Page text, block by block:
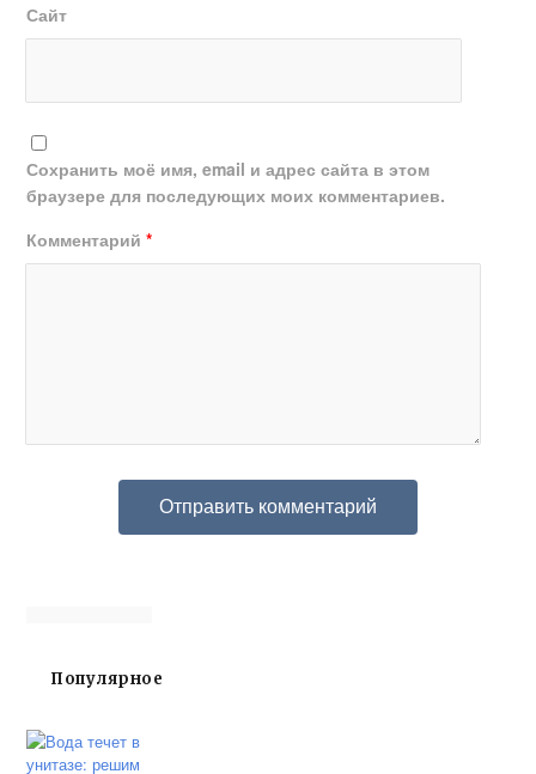
Сайт
Сохранить моё имя, email и адрес сайта в этом
браузере для последующих моих комментариев.
Комментарий*
Популярное